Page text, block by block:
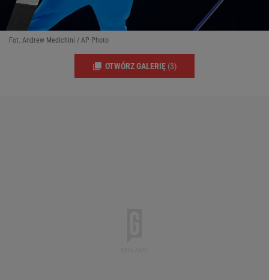
Fot. Andrew Medichini / AP Photo
OTWÓRZ GALERIĘ (3)